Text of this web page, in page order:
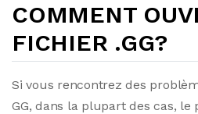
COMMENT
FICHIER .GG?
Si vous rencontrez des
GG, dans la plupart des cas,